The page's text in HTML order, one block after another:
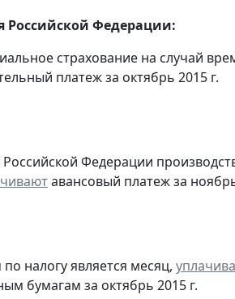
Российской Федерации:
страхование на случай
платеж за октябрь 2015 г.
Федерации
авансовый платеж за
налогу является месяц,
бумагам за октябрь 2015 г.